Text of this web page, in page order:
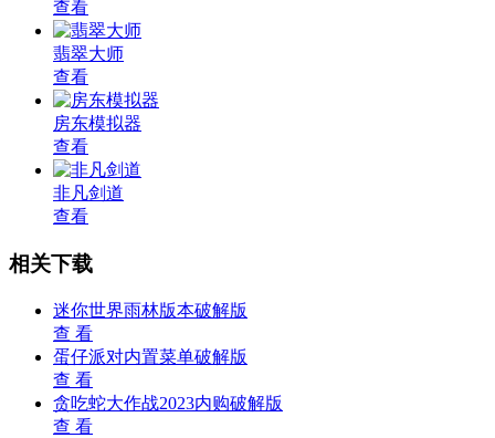
查看
翡翠大师
查看
房东模拟器
查看
非凡剑道
查看
相关下载
迷你世界雨林版本破解版
查 看
蛋仔派对内置菜单破解版
查 看
贪吃蛇大作战2023内购破解版
查 看